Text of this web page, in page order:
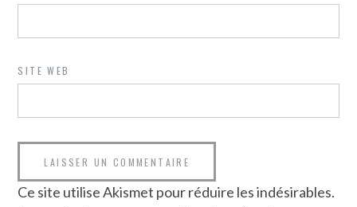
SITE WEB
Ce site utilise Akismet pour réduire les indésirables.